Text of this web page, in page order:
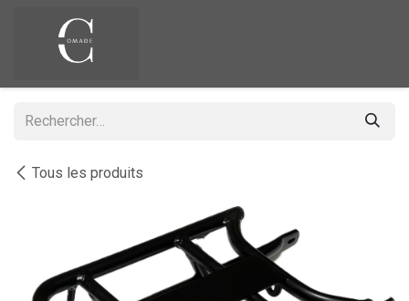
Tous les produits